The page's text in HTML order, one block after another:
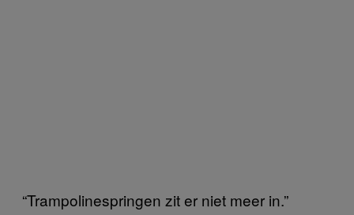
“Trampolinespringen zit er niet meer in.”